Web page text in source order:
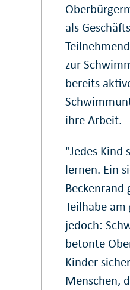
als
zur
bereits
ihre Arbeit.
"Jedes Kind
lernen. Ein
Teilhabe
jedoch:
betonte
Kinder
Menschen,